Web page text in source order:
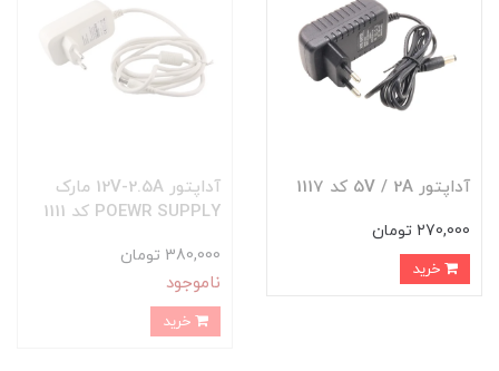
آداپتور 5V / 2A کد 1117
270,000 تومان
آداپتور 12V-2.5A مارک
POEWR SUPPLY کد 1111
380,000 تومان
ناموجود